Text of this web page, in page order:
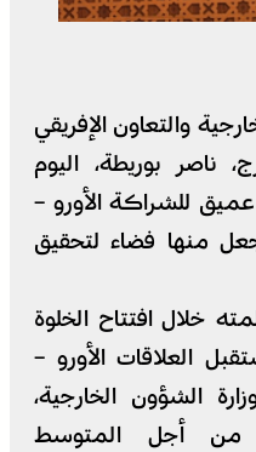
والتعاون الإفريقي
ناصر بوريطة، اليوم
للشراكة الأورو –
منها فضاء لتحقيق
خلال افتتاح الخلوة
العلاقات الأورو –
الشؤون الخارجية،
من أجل المتوسط